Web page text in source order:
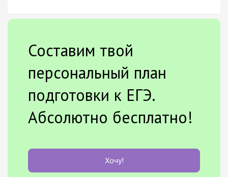
Составим твой
персональный план
подготовки к ЕГЭ.
Абсолютно бесплатно!
Хочу!